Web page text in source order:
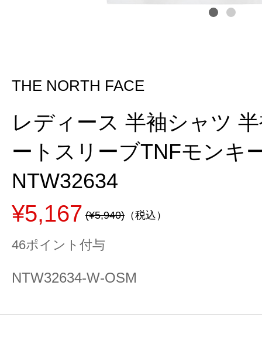
THE NORTH FACE
レディース 半袖シャツ
ートスリーブTNFモンキ
NTW32634
¥5,167 (¥5,940) （税込）
46ポイント付与
NTW32634-W-OSM